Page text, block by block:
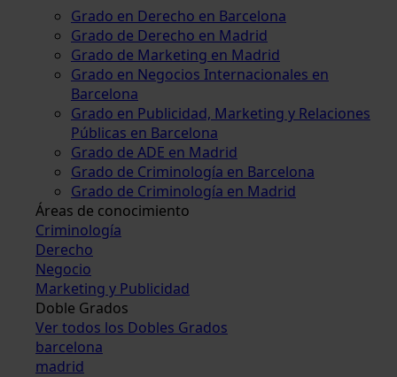
Grado en Derecho en Barcelona
Grado de Derecho en Madrid
Grado de Marketing en Madrid
Grado en Negocios Internacionales en
Barcelona
Grado en Publicidad, Marketing y Relaciones
Públicas en Barcelona
Grado de ADE en Madrid
Grado de Criminología en Barcelona
Grado de Criminología en Madrid
Áreas de conocimiento
Criminología
Derecho
Negocio
Marketing y Publicidad
Doble Grados
Ver todos los Dobles Grados
barcelona
madrid